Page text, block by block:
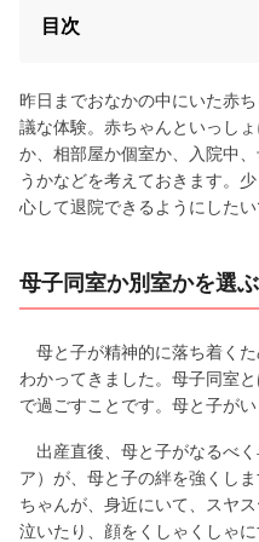
目次
昨日までおなかの中にいた赤
議な体験。赤ちゃんといっし
か、相部屋か個室か、入院中
うかなどを考えておきます。
心して退院できるようにしたい
母子同室か別室かを選ぶ
母と子が精神的に落ち着く
わかってきました。母子同室
で過ごすことです。母と子が
出産直後、母と子がなるべ
ア）が、母と子の絆を強くし
ちゃんが、身近にいて、スヤ
泣いたり、顔をくしゃくしゃ